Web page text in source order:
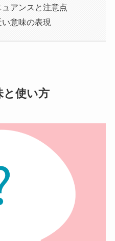
アンスと注意点
意味の表現
と使い方